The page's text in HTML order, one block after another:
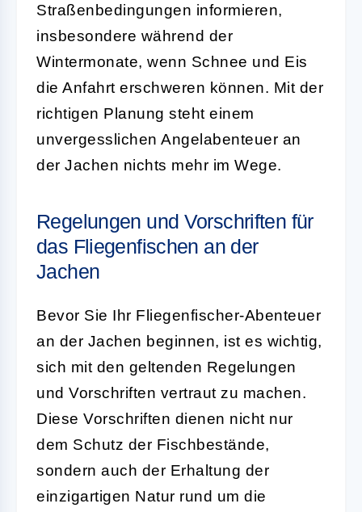
Straßenbedingungen informieren,
insbesondere während der
Wintermonate, wenn Schnee und Eis
die Anfahrt erschweren können. Mit der
richtigen Planung steht einem
unvergesslichen Angelabenteuer an
der Jachen nichts mehr im Wege.
Regelungen und Vorschriften für
das Fliegenfischen an der
Jachen
Bevor Sie Ihr Fliegenfischer-Abenteuer
an der Jachen beginnen, ist es wichtig,
sich mit den geltenden Regelungen
und Vorschriften vertraut zu machen.
Diese Vorschriften dienen nicht nur
dem Schutz der Fischbestände,
sondern auch der Erhaltung der
einzigartigen Natur rund um die